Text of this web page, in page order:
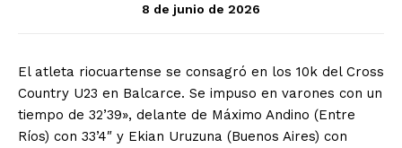
8 de junio de 2026
El atleta riocuartense se consagró en los 10k del Cross
Country U23 en Balcarce. Se impuso en varones con un
tiempo de 32’39», delante de Máximo Andino (Entre
Ríos) con 33’4″ y Ekian Uruzuna (Buenos Aires) con